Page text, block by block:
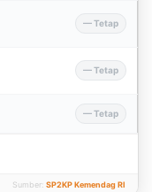
— Tetap
— Tetap
— Tetap
Sumber: SP2KP Kemendag RI